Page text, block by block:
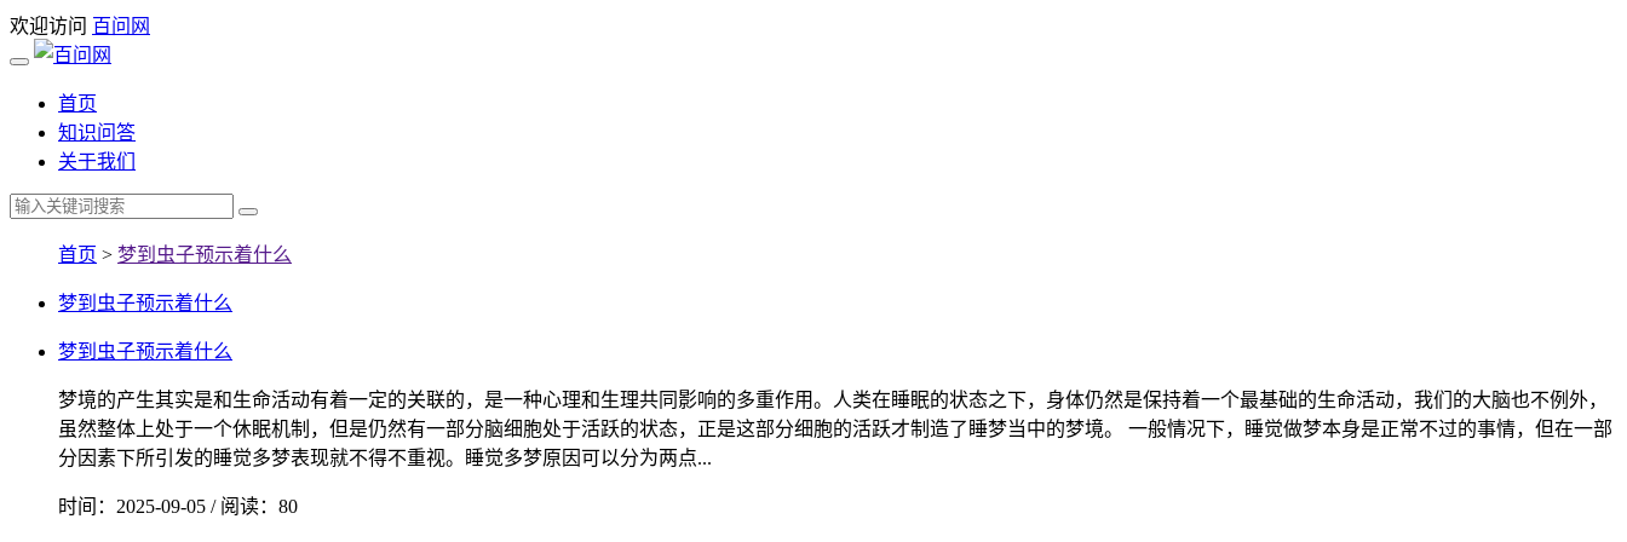
欢迎访问 百问网
首页
知识问答
关于我们
首页 > 梦到虫子预示着什么
梦到虫子预示着什么
梦到虫子预示着什么
梦境的产生其实是和生命活动有着一定的关联的，是一种心理和生理共同影响的多重作用。人类在睡眠的状态之下，身体仍然是保持着一个最基础的生命活动，我们的大脑也不例外，
虽然整体上处于一个休眠机制，但是仍然有一部分脑细胞处于活跃的状态，正是这部分细胞的活跃才制造了睡梦当中的梦境。 一般情况下，睡觉做梦本身是正常不过的事情，但在一部
分因素下所引发的睡觉多梦表现就不得不重视。睡觉多梦原因可以分为两点...
时间：2025-09-05 / 阅读：80